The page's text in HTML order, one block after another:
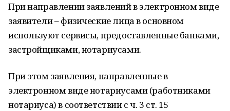
При направлении заявлений в электронном виде
заявители – физические лица в основном
используют сервисы, предоставленные банками,
застройщиками, нотариусами.
При этом заявления, направленные в
электронном виде нотариусами (работниками
нотариуса) в соответствии с ч. 3 ст. 15